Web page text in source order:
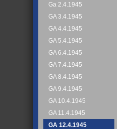
Ga 2.4.1945
GA 3.4.1945
GA 4.4.1945
GA 5.4.1945
GA 6.4.1945
GA 7.4.1945
GA 8.4.1945
GA 9.4.1945
GA 10.4.1945
GA 11.4.1945
GA 12.4.1945